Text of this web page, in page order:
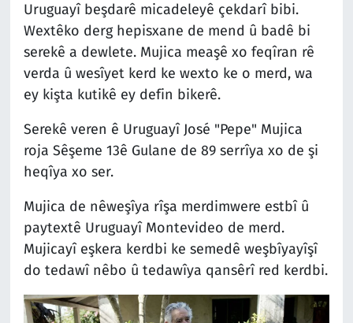
Uruguayî beşdarê micadeleyê çekdarî bibi.
Wextêko derg hepisxane de mend û badê bi
serekê a dewlete. Mujica meaşê xo feqîran rê
verda û wesîyet kerd ke wexto ke o merd, wa
ey kişta kutikê ey defin bikerê.
Serekê veren ê Uruguayî José "Pepe" Mujica
roja Sêşeme 13ê Gulane de 89 serrîya xo de şi
heqîya xo ser.
Mujica de nêweşîya rîşa merdimwere estbî û
paytextê Uruguayî Montevideo de merd.
Mujicayî eşkera kerdbi ke semedê weşbîyayîşî
do tedawî nêbo û tedawîya qansêrî red kerdbi.
Têkilî
Haber Arşivi